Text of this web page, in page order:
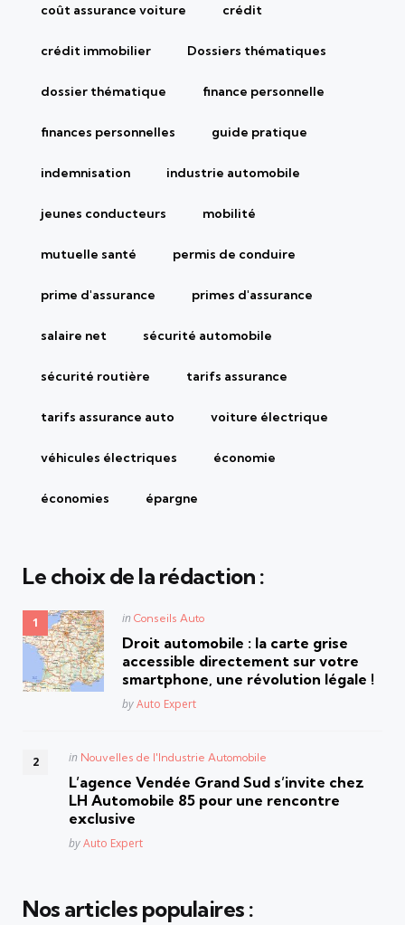
coût assurance voiture crédit
crédit immobilier Dossiers thématiques
dossier thématique finance personnelle
finances personnelles guide pratique
indemnisation industrie automobile
jeunes conducteurs mobilité
mutuelle santé permis de conduire
prime d'assurance primes d'assurance
salaire net sécurité automobile
sécurité routière tarifs assurance
tarifs assurance auto voiture électrique
véhicules électriques économie
économies épargne
Le choix de la rédaction :
Posted
in Conseils Auto
Droit automobile : la carte grise
accessible directement sur votre
smartphone, une révolution légale !
Posted
byAuto Expert
Posted
in Nouvelles de l'Industrie Automobile
L’agence Vendée Grand Sud s’invite chez
LH Automobile 85 pour une rencontre
exclusive
Posted
byAuto Expert
Nos articles populaires :